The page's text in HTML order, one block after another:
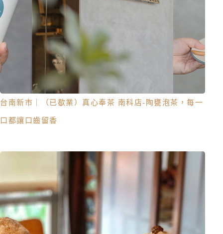
台南新市｜（已歇業）真心奉茶 南科店-陶甕泡茶，每一
口都讓口齒留香